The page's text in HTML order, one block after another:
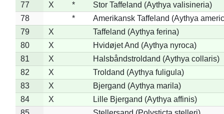
77
X *
Stor Taffeland (Aythya valisineria)
78
*
Amerikansk Taffeland (Aythya
79
X
Taffeland (Aythya ferina)
80
X
Hvidøjet And (Aythya nyroca)
81
X
Halsbåndstroldand (Aythya collaris)
82
X
Troldand (Aythya fuligula)
83
X
Bjergand (Aythya marila)
84
X
Lille Bjergand (Aythya affinis)